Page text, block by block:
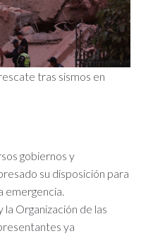
tras sismos en
gobiernos y
su disposición para
emergencia.
Organización de las
ya